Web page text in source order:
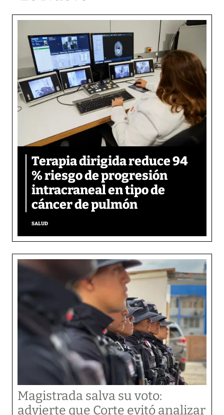
Terapia dirigida reduce 94
% riesgo de progresión
intracraneal en tipo de
cáncer de pulmón
SALUD
Magistrada salva su voto:
advierte que Corte evitó analizar